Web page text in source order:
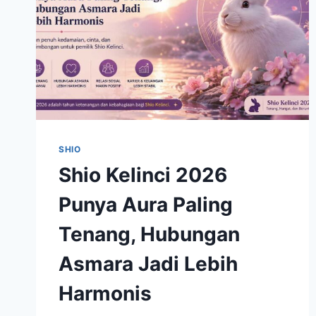
SHIO
Shio Kelinci 2026
Punya Aura Paling
Tenang, Hubungan
Asmara Jadi Lebih
Harmonis